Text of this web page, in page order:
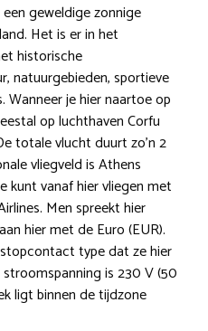
geweldige zonnige
Het is er in het
historische
natuurgebieden, sportieve
je hier naartoe op
op luchthaven Corfu
totale vlucht duurt zo’n 2
vliegveld is Athens
kunt vanaf hier vliegen met
Men spreekt hier
hier met de Euro (EUR).
type dat ze hier
is 230 V (50
ligt binnen de tijdzone